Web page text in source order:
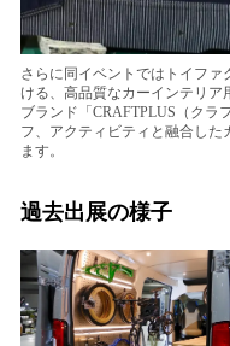
さらに同イベントではトイフ
ける、高品質なカーインテリ
ブランド「CRAFTPLUS（クラ
フ、アクティビティと融合した
ます。
過去出展の様子